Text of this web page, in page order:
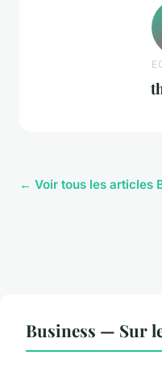
← Voir tous les articles
Business — Sur